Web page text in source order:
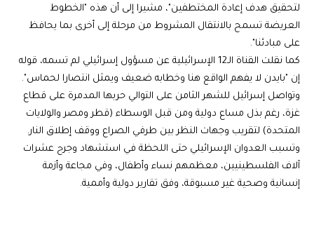
لتحقيق هدف إعادة المختطفين"، مشيرا إلى أن هذه "الخطوط
العريضة تسمح بالانتقال المشروط من مرحلة إلى أخرى بما يحافظ
على مبادئنا".
كما نقلت القناة الـ12 الإسرائيلية عن مسؤول إسرائيلي لم تسمه، قوله
إن "بايدن لا يفهم الواقع هنا وخطابه ضعيف ويمثل انتصارا لحماس".
وتواصل إسرائيل للشهر الثامن على التوالي حربها المدمرة على قطاع
غزة، رغم بذل مساع دولية ومن قبل الوسطاء (قطر ومصر والولايات
المتحدة) لتقريب وجهات النظر بين طرفي الصراع ووقف إطلاق النار.
وتسبب العدوان الإسرائيلي حتى اللحظة في استشهاد وجرح عشرات
آلاف الفلسطينيين، معظمهم نساء وأطفال، وفي مجاعة وأزمة
إنسانية وصحية غير مسبوقة، وفق تقارير دولية وأممية.